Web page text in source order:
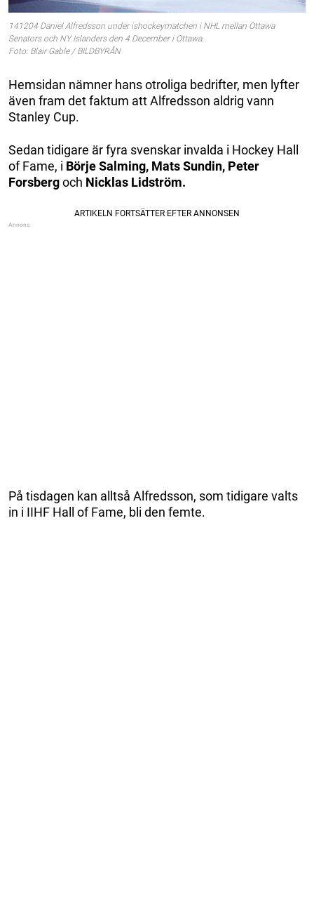
141204 Daniel Alfredsson under ishockeymatchen i NHL mellan Ottawa
Senators och NY Islanders den 4 December i Ottawa.
Foto: Blair Gable / BILDBYRÅN
Hemsidan nämner hans otroliga bedrifter, men lyfter
även fram det faktum att Alfredsson aldrig vann
Stanley Cup.
Sedan tidigare är fyra svenskar invalda i Hockey Hall
of Fame, i Börje Salming, Mats Sundin, Peter
Forsbergoch Nicklas Lidström.
På tisdagen kan alltså Alfredsson, som tidigare valts
in i IIHF Hall of Fame, bli den femte.